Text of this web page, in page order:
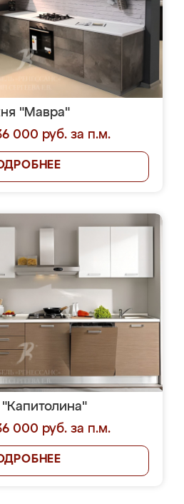
"Мавра"
000 руб. за п.м.
"Капитолина"
000 руб. за п.м.